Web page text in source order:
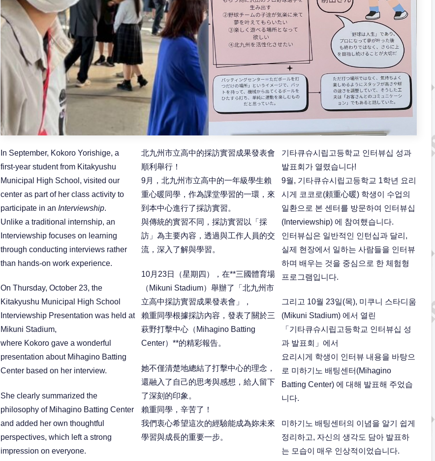
In September, Kokoro Yorishige, a
first-year student from Kitakyushu
Municipal High School, visited our
center as part of her class activity to
participate in an Interviewship.
Unlike a traditional internship, an
Interviewship focuses on learning
through conducting interviews rather
than hands-on work experience.
On Thursday, October 23, the
Kitakyushu Municipal High School
Interviewship Presentation was held at
Mikuni Stadium,
where Kokoro gave a wonderful
presentation about Mihagino Batting
Center based on her interview.
She clearly summarized the
philosophy of Mihagino Batting Center
and added her own thoughtful
perspectives, which left a strong
impression on everyone.
北九州市立高中的採訪實習成果發表會
順利舉行！
9月，北九州市立高中的一年級學生賴
重心暖同學，作為課堂學習的一環，來
到本中心進行了採訪實習。
與傳統的實習不同，採訪實習以「採
訪」為主要內容，透過與工作人員的交
流，深入了解與學習。
10月23日（星期四），在**三國體育場
（Mikuni Stadium）舉辦了「北九州市
立高中採訪實習成果發表會」，
賴重同學根據採訪內容，發表了關於三
萩野打擊中心（Mihagino Batting
Center）**的精彩報告。
她不僅清楚地總結了打擊中心的理念，
還融入了自己的思考與感想，給人留下
了深刻的印象。
賴重同學，辛苦了！
我們衷心希望這次的經驗能成為妳未來
學習與成長的重要一步。
기타큐슈시립고등학교 인터뷰십 성과
발표회가 열렸습니다!
9월, 기타큐슈시립고등학교 1학년 요리
시게 코코로(頼重心暖) 학생이 수업의
일환으로 본 센터를 방문하여 인터뷰십
(Interviewship) 에 참여했습니다.
인터뷰십은 일반적인 인턴십과 달리,
실제 현장에서 일하는 사람들을 인터뷰
하며 배우는 것을 중심으로 한 체험형
프로그램입니다.
그리고 10월 23일(목), 미쿠니 스타디움
(Mikuni Stadium) 에서 열린
「기타큐슈시립고등학교 인터뷰십 성
과 발표회」에서
요리시게 학생이 인터뷰 내용을 바탕으
로 미하기노 배팅센터(Mihagino
Batting Center) 에 대해 발표해 주었습
니다.
미하기노 배팅센터의 이념을 알기 쉽게
정리하고, 자신의 생각도 담아 발표하
는 모습이 매우 인상적이었습니다.